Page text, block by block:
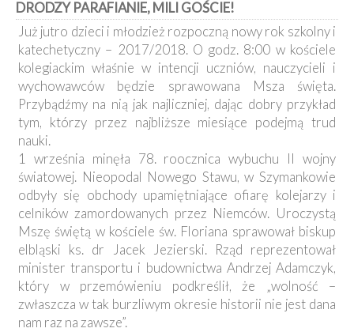
Kancelaria
Galeria
Dekanat
Nowy
Kapituła
Kolegiacka
Duszpasterze
Polecane
strony
Ochrona
Małoletnich
DRODZY PARAFIANIE, MILI GOŚCIE!
Już jutro dzieci i młodzież rozpoczną nowy rok szkolny i
katechetyczny – 2017/2018. O godz. 8:00 w kościele
kolegiackim właśnie w intencji uczniów, nauczycieli i
wychowawców będzie sprawowana Msza święta.
Przybądźmy na nią jak najliczniej, dając dobry przykład
tym, którzy przez najbliższe miesiące podejmą trud
nauki.
1 września minęła 78. roocznica wybuchu II wojny
światowej. Nieopodal Nowego Stawu, w Szymankowie
odbyły się obchody upamiętniające ofiarę kolejarzy i
celników zamordowanych przez Niemców. Uroczystą
Mszę świętą w kościele św. Floriana sprawował biskup
elbląski ks. dr Jacek Jezierski. Rząd reprezentował
minister transportu i budownictwa Andrzej Adamczyk,
który w przemówieniu podkreślił, że „wolność –
zwłaszcza w tak burzliwym okresie historii nie jest dana
nam raz na zawsze”.